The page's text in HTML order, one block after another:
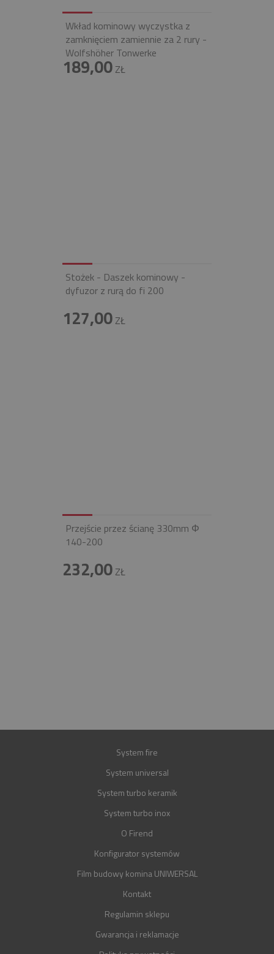
Wkład kominowy wyczystka z
zamknięciem zamiennie za 2 rury -
Wolfshöher Tonwerke
189,00ZŁ
Stożek - Daszek kominowy -
dyfuzor z rurą do fi 200
127,00ZŁ
Przejście przez ścianę 330mm Φ
140-200
232,00ZŁ
System fire
System universal
System turbo keramik
System turbo inox
O Firend
Konfigurator systemów
Film budowy komina UNIWERSAL
Kontakt
Regulamin sklepu
Gwarancja i reklamacje